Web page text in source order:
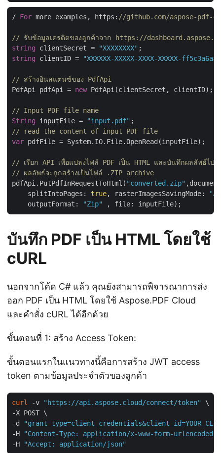
/ For more examples, https: //github.com/aspose-pdf-
// รับข้อมูลเครดิตของลูกค้าจาก https://
string clientSecret = "XXXXXXXX"
string clientID = "XXXXXX-XXXXX-XXXX-XXXXX-
// สร้างอินสแตนซ์ของ PdfApi
PdfApi pdfApi = new PdfApi(clientSecret, clientID);
// Input PDF file name
String inputFile = "input.pdf"
// read the content of input PDF file
var pdfFile = System.IO.File.OpenRead(inputFile);
// เรียก API เพื่อแปลงไฟล์ PDF เป็น HTML และบันทึกผลลัพธ์ไปยั
// ผลลัพธ์จะถูกสร้างเป็นไฟล์ .ZIP archive
pdfApi.PutPdfInRequestToHtml( "converted.zip"
    splitIntoPages:
true, rasterImagesSavingMode:
    outputFormat:
"Zip"
บันทึก PDF เป็น HTML โดยใช้
cURL
นอกจากโค้ด C# แล้ว คุณยังสามารถพิจารณาการส่ง
ออก PDF เป็น HTML โดยใช้ Aspose.PDF Cloud
และคำสั่ง cURL ได้อีกด้วย
ขั้นตอนที่ 1: สร้าง Access Token:
ขั้นตอนแรกในแนวทางนี้คือการสร้าง JWT access
token ตามข้อมูลประจำตัวของลูกค้า
curl -v "https://api.aspose.cloud/connect/token"
\
-X POST \
-d
-H
"Content-Type: application/x-www-form-urlencoded"
-H
"Accept: application/json"